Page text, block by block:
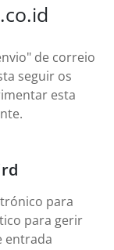
de correio
seguir os
esta
para
para gerir
entrada